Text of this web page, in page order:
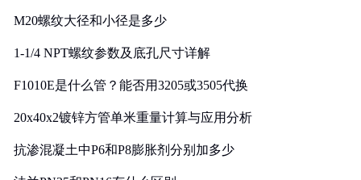
M20螺纹大径和小径是多少
1-1/4 NPT螺纹参数及底孔尺寸详解
F1010E是什么管？能否用3205或3505代换
20x40x2镀锌方管单米重量计算与应用分析
抗渗混凝土中P6和P8膨胀剂分别加多少